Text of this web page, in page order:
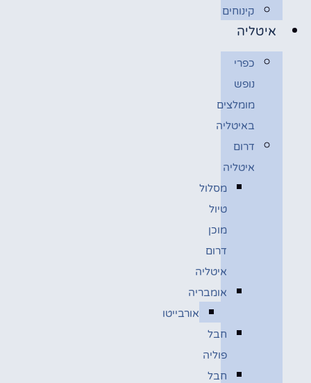
קינוחים
איטליה
כפרי
נופש
מומלצים
באיטליה
דרום
איטליה
מסלול
טיול
מוכן
דרום
איטליה
אומבריה
אורבייטו
חבל
פוליה
חבל